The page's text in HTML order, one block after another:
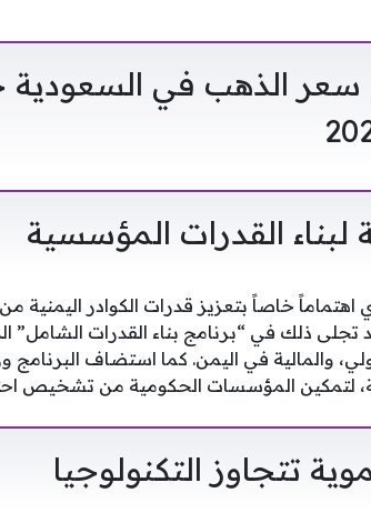
الذهب في السعودية
لبناء القدرات المؤسسية
اهتماماً خاصاً بتعزيز قدرات الكوادر اليمنية
لتمكين المؤسسات الحكومية من تشخيص
تتجاوز التكنولوجيا